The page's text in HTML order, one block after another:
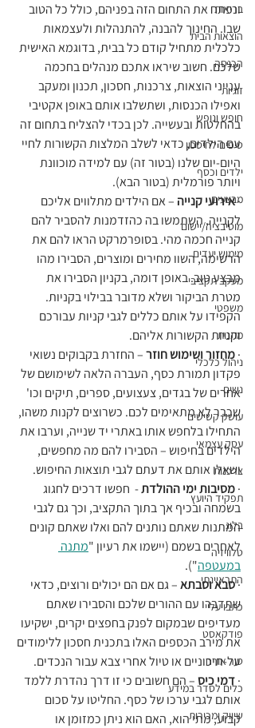
בריאות
הוצאות הבית
הכנסה
זוגיות
חופש ונופש
טיפים לחיסכון
ילדים וכסף
מבצעים
מוטיבציה/יישום
מימוש יעדים
מעקב תקציבי
משפטי
מתנות
ניהול כלכלי
נשים
עושק קשישים
עסק עצמאי
צרכנות
תפקיד היועץ
בלוג
טלוויזיה
התראיינתי
כתבו עליי
פודקאסט
טור אורח
כלים לסדר במידע
שיווק ומכירות
ונפתח את התחום הזה בפניהם, כולל כל הטוב
שבו. החינוך להבנה, להתנהלות ולעצמאות
כלכלית מתחיל קודם כל בבית, בדוגמא האישית
שלכם. חשוב שיראו אתכם מנהלים בחכמה
ענייני הוצאות, צרכנות, חסכון, תכנון ומעקב
ואפילו הכנסות, ושתשלבו אותם באופן אקטיבי
בהחלטות ובעשייה. לכן בכדי להצליח בתחום זה
עם הילדים, כדאי לשלב המלצות הקשורות לחיי
היום-יום שלנו (בטור זה) עם למידה מוכוונת
ויותר פורמלית (בטור הבא).
· אירועי קנייה – אם הילדים מתלווים אליכם
לקנייה, השתמשו בה כהזדמנות להסביר להם
קנייה חכמה מהי. בסופרמרקט הראו להם את
הרשימה, השוו מחירים ומוצרים, הסבירו מהו
מבצע טוב. באופן דומה, בקניון הסבירו את
מטרת הביקור ושלא מדובר בבילוי בקניות.
הקפידו על אותם כללים לגבי קניות עבורכם
וקניות הקשורות אליהם.
· מחזור ושימוש חוזר – החזרת בקבוקים נשואי
פקדון תמורת כסף, העברה הלאה לשימושם של
אחרים של בגדים, צעצועים, ספרים, תיקים וכו'
שכבר לא מתאימים לכם. כשרוצים לקנות משהו,
התחילו בלחפש אותו באתרי יד שנייה, וערבו את
הילדים בחיפוש – הסבירו להם מה מחפשים,
ושאלו אותם את דעתם לגבי תוצאות החיפוש.
· מסיבות ימי ההולדת -  חפשו דרכים לחגוג
בשמחה ובכיף אך בתוך התקציב, וכך גם לגבי
המתנות שאתם נותנים להם ואלו שאתם קונים
לאחרים בשמם (יישמו את רעיון "מתנה
במעטפה").
· סבא וסבתא – גם אם הם יכולים ורוצים, כדאי
שתדברו עם ההורים שלכם והסבירו שאתם
מעדיפים שבמקום לפנק בחפצים יקרים, ישקיעו
את מירב הכספים האלו בתכנית חסכון ללימודים
על-תיכוניים או טיול אחרי צבא עבור הנכדים.
· דמי כיס – הם חשובים כי זו דרך נהדרת ללמד
אותם לגבי ערכו של כסף. החליטו על סכום
קבוע, מתי הוא, האם הוא ניתן כמזומן או